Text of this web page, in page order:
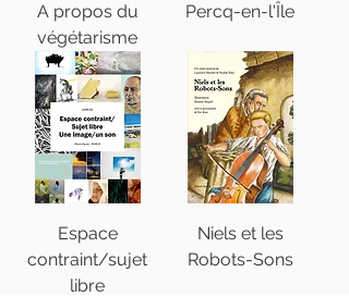
A propos du
végétarisme
Percq-en-l'Île
Espace
contraint/sujet
libre
Niels et les
Robots-Sons